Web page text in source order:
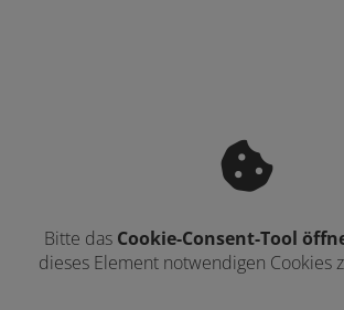
Bitte das Cookie-Consent-Tool
dieses Element notwendigen Cookies